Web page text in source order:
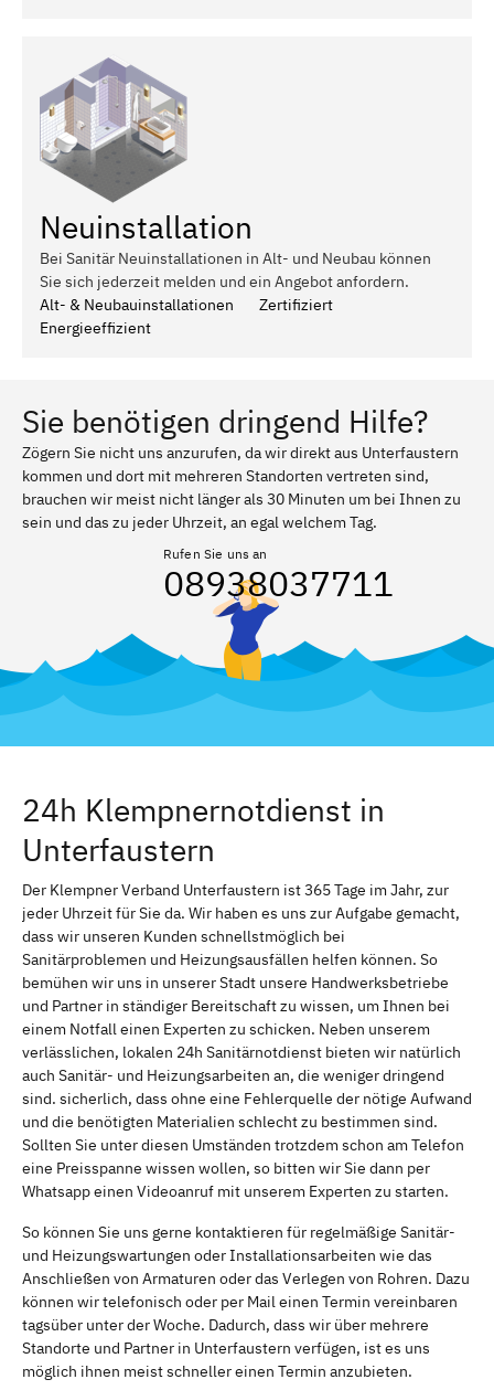
Neuinstallation
Bei Sanitär Neuinstallationen in Alt- und Neubau können
Sie sich jederzeit melden und ein Angebot anfordern.
Alt- & Neubauinstallationen
Zertifiziert
Energieeffizient
Sie benötigen dringend Hilfe?
Zögern Sie nicht uns anzurufen, da wir direkt aus Unterfaustern
kommen und dort mit mehreren Standorten vertreten sind,
brauchen wir meist nicht länger als 30 Minuten um bei Ihnen zu
sein und das zu jeder Uhrzeit, an egal welchem Tag.
Rufen Sie uns an
08938037711
24h Klempnernotdienst in
Unterfaustern
Der Klempner Verband Unterfaustern ist 365 Tage im Jahr, zur
jeder Uhrzeit für Sie da. Wir haben es uns zur Aufgabe gemacht,
dass wir unseren Kunden schnellstmöglich bei
Sanitärproblemen und Heizungsausfällen helfen können. So
bemühen wir uns in unserer Stadt unsere Handwerksbetriebe
und Partner in ständiger Bereitschaft zu wissen, um Ihnen bei
einem Notfall einen Experten zu schicken. Neben unserem
verlässlichen, lokalen 24h Sanitärnotdienst bieten wir natürlich
auch Sanitär- und Heizungsarbeiten an, die weniger dringend
sind. sicherlich, dass ohne eine Fehlerquelle der nötige Aufwand
und die benötigten Materialien schlecht zu bestimmen sind.
Sollten Sie unter diesen Umständen trotzdem schon am Telefon
eine Preisspanne wissen wollen, so bitten wir Sie dann per
Whatsapp einen Videoanruf mit unserem Experten zu starten.
So können Sie uns gerne kontaktieren für regelmäßige Sanitär-
und Heizungswartungen oder Installationsarbeiten wie das
Anschließen von Armaturen oder das Verlegen von Rohren. Dazu
können wir telefonisch oder per Mail einen Termin vereinbaren
tagsüber unter der Woche. Dadurch, dass wir über mehrere
Standorte und Partner in Unterfaustern verfügen, ist es uns
möglich ihnen meist schneller einen Termin anzubieten.